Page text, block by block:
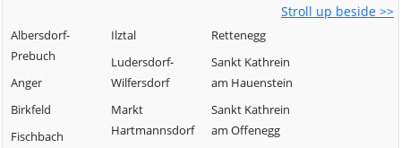
Stroll up beside >>
Albersdorf-
Prebuch
Anger
Birkfeld
Fischbach
Ilztal
Ludersdorf-
Wilfersdorf
Markt
Hartmannsdorf
Rettenegg
Sankt Kathrein
am Hauenstein
Sankt Kathrein
am Offenegg